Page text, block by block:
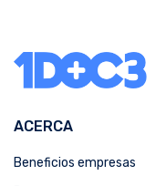
ACERCA
Beneficios empresas